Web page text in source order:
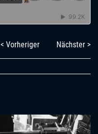
< Vorheriger Nächster >